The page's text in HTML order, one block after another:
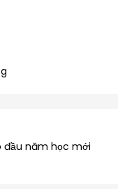
đầu năm học mới